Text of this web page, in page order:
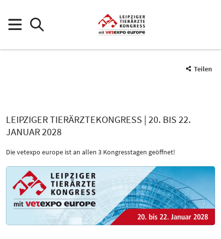
Teilen
LEIPZIGER TIERÄRZTEKONGRESS | 20. BIS 22.
JANUAR 2028
Die vetexpo europe ist an allen 3 Kongresstagen geöffnet!